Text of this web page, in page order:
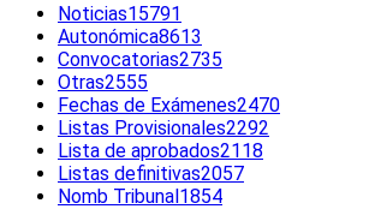
Noticias15791
Autonómica8613
Convocatorias2735
Otras2555
Fechas de Exámenes2470
Listas Provisionales2292
Lista de aprobados2118
Listas definitivas2057
Nomb Tribunal1854